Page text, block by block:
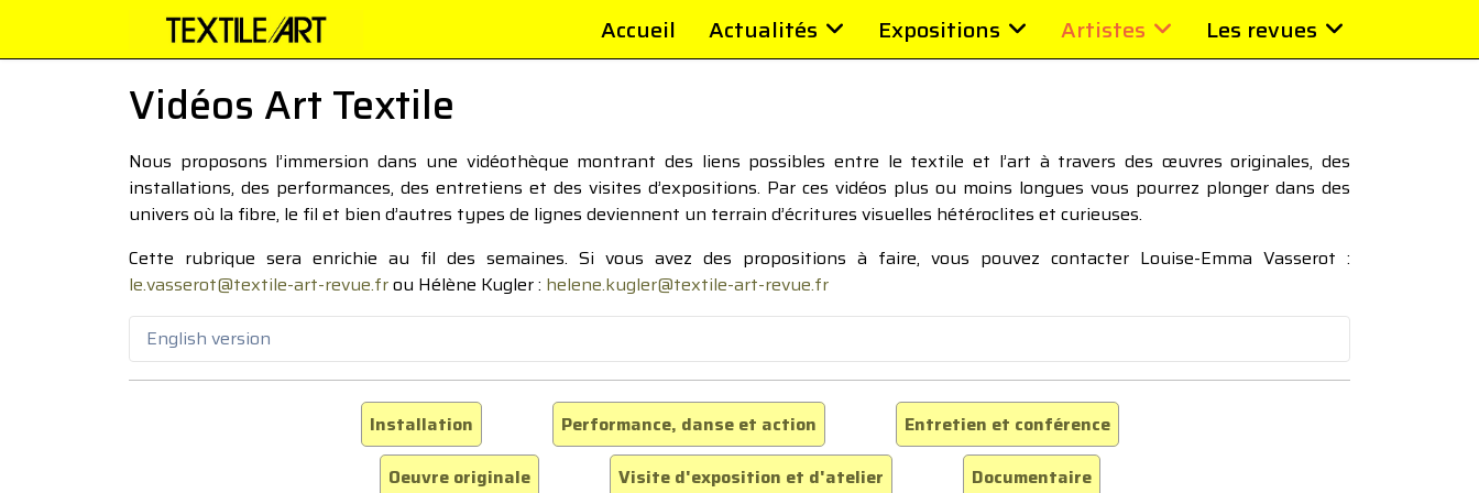
Accueil Actualités Expositions Artistes Les revues
Vidéos Art Textile
Nous proposons l’immersion dans une vidéothèque montrant des liens possibles entre le textile et l’art à travers des œuvres originales, des
installations, des performances, des entretiens et des visites d’expositions. Par ces vidéos plus ou moins longues vous pourrez plonger dans des
univers où la fibre, le fil et bien d’autres types de lignes deviennent un terrain d’écritures visuelles hétéroclites et curieuses.
Cette rubrique sera enrichie au fil des semaines. Si vous avez des propositions à faire, vous pouvez contacter Louise-Emma Vasserot :
le.vasserot@textile-art-revue.frou Hélène Kugler : helene.kugler@textile-art-revue.fr
English version
Installation Performance, danse et action
Entretien et conférence
Oeuvre originale
Visite d'exposition et d'atelier Documentaire